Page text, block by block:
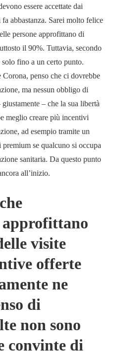
essere accettate dai
abbastanza. Sarei molto felice
persone approfittano di
il 90%. Tuttavia, secondo
fino a un certo punto.
penso che ci dovrebbe
ma nessun obbligo di
– che la sua libertà
meglio creare più incentivi
ad esempio tramite un
se qualcuno si occupa
sanitaria. Da questo punto
all’inizio.
visite
offerte
ne
di
non sono
convinte di